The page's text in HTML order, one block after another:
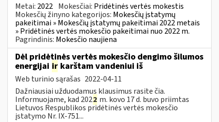
Metai: 2022 Mokesčiai: Pridėtinės vertės mokestis
Mokesčių žinyno kategorijos: Mokesčių įstatymų
pakeitimai » Mokesčių įstatymų pakeitimai 2022 metais
» Pridėtinės vertės mokesčio pakeitimai nuo 2022 m.
Pagrindinis: Mokesčio naujiena
Dėl pridėtinės vertės mokesčio dengimo šilumos
energijai ir karštam vandeniui iš
Web turinio sąrašas 2022-04-11
Dažniausiai užduodamus klausimus rasite čia.
Informuojame, kad 2022 m. kovo 17 d. buvo priimtas
Lietuvos Respublikos pridėtinės vertės mokesčio
įstatymo Nr. IX-751...